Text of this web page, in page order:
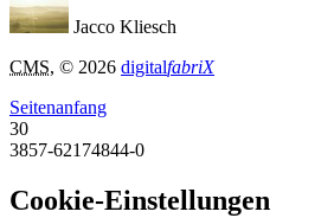
Jacco Kliesch
CMS, © 2026 digitalfabriX
Seitenanfang
30
3857-62174844-0
Cookie-Einstellungen